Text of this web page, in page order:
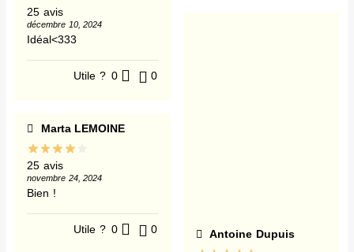
25 avis
décembre 10, 2024
Idéal<333
Utile ? 0 0
Marta LEMOINE
25 avis
novembre 24, 2024
Bien !
Utile ? 0 0 Antoine Dupuis